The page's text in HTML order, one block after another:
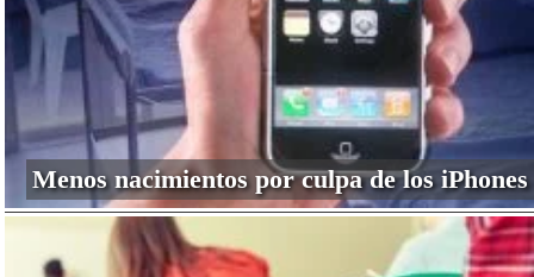
Menos nacimientos por culpa de los iPhones